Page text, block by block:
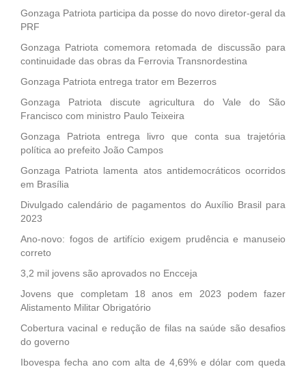
Gonzaga Patriota participa da posse do novo diretor-geral da
PRF
Gonzaga Patriota comemora retomada de discussão para
continuidade das obras da Ferrovia Transnordestina
Gonzaga Patriota entrega trator em Bezerros
Gonzaga Patriota discute agricultura do Vale do São
Francisco com ministro Paulo Teixeira
Gonzaga Patriota entrega livro que conta sua trajetória
política ao prefeito João Campos
Gonzaga Patriota lamenta atos antidemocráticos ocorridos
em Brasília
Divulgado calendário de pagamentos do Auxílio Brasil para
2023
Ano-novo: fogos de artifício exigem prudência e manuseio
correto
3,2 mil jovens são aprovados no Encceja
Jovens que completam 18 anos em 2023 podem fazer
Alistamento Militar Obrigatório
Cobertura vacinal e redução de filas na saúde são desafios
do governo
Ibovespa fecha ano com alta de 4,69% e dólar com queda